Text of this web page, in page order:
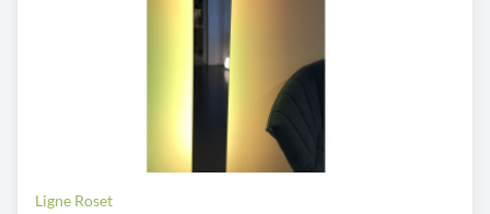
Ligne Roset